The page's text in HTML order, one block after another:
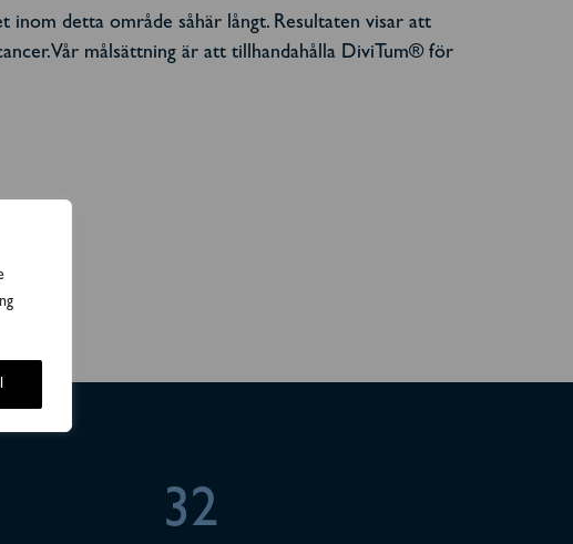
inom detta område såhär långt. Resultaten visar att
Vår målsättning är att tillhandahålla DiviTum® för
32